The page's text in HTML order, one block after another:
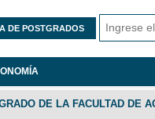
DE POSTGRADOS
DE LA FACULTAD DE